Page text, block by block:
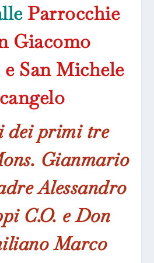
Parrocchie
Giacomo
San Michele
dei primi tre
Gianmario
Alessandro
C.O. e Don
Marco